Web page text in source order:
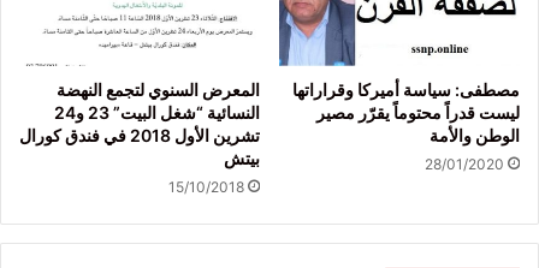
مصطفى: سياسة أميركا وقراراتها
ليست قدراً محتوماً يقرّر مصير
الوطن والأمة
28/01/2020
المعرض السنوي لتجمع النهضة
النسائية “شغل البيت” 23 و24
تشرين الأول 2018 في فندق كورال
بيتش
15/10/2018